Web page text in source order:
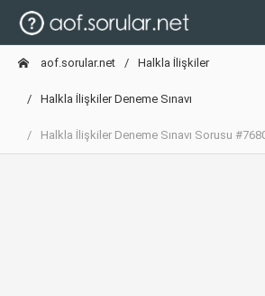
aof.sorular.net Halkla İlişkiler
Halkla İlişkiler Deneme Sınavı
Halkla İlişkiler Deneme Sınavı Sorusu